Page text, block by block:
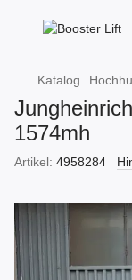
Katalog
1574mh
Artikel: 4958284